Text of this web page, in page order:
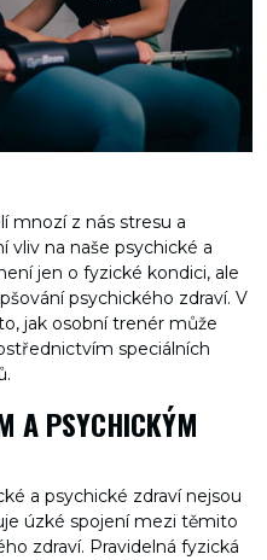
mnozí z nás stresu a
na naše psychické a
jen o fyzické kondici, ale
psychického zdraví. V
jak osobní trenér může
speciálních
A PSYCHICKÝM
a psychické zdraví nejsou
úzké spojení mezi těmito
zdraví. Pravidelná fyzická